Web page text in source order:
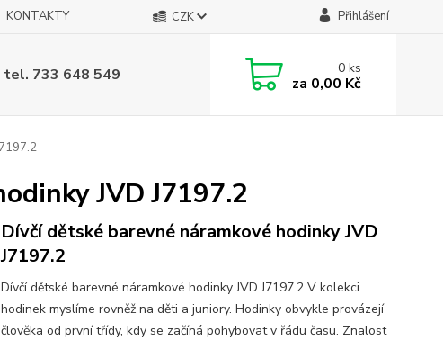
KONTAKTY CZK Přihlášení
tel. 733 648 549 0ks
za 0,00 Kč
JVD J7197.2
Dívčí dětské barevné náramkové hodinky JVD
J7197.2
Dívčí dětské barevné náramkové hodinky JVD J7197.2 V kolekci
hodinek myslíme rovněž na děti a juniory. Hodinky obvykle provázejí
člověka od první třídy, kdy se začíná pohybovat v řádu času. Znalost